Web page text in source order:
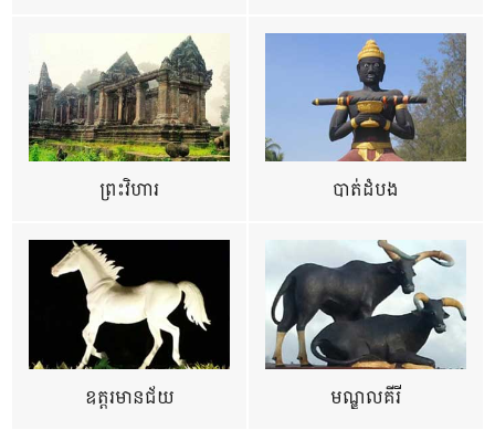
ព្រះវិហារ បាត់ដំបង
ឧត្ដរមានជ័យ មណ្ឌលគីរី